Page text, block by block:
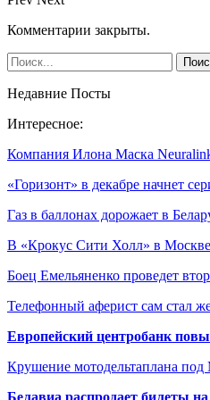
Комментарии закрыты.
Недавние Посты
Интересное:
Компания Илона Маска
«Горизонт» в декабре начнет
Газ в баллонах дорожает в
В «Крокус Сити Холл» в
Боец Емельяненко проведет
Телефонный аферист сам стал
Европейский центробанк
Крушение мотодельтаплана
Белавиа распродает билеты